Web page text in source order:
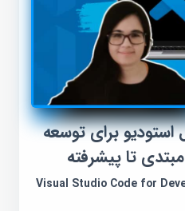
برای توسعه
Visual Studio Code for